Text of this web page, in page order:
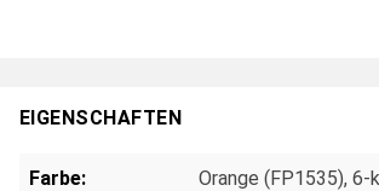
EIGENSCHAFTEN
Farbe: Orange (FP1535), 6-